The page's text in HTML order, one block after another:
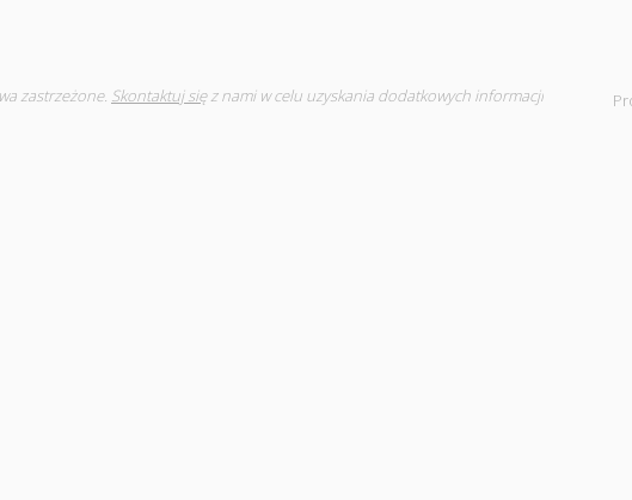
zastrzeżone. Skontaktuj sięz nami w celu uzyskania dodatkowych informacji